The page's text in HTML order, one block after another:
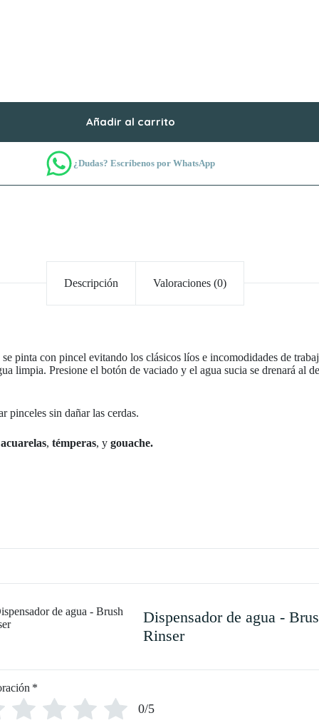
Añadir al carrito
¿Dudas? Escríbenos por WhatsApp
Descripción Valoraciones (0)
pinta con pincel evitando los clásicos líos e incomodidades de
limpia. Presione el botón de vaciado y el agua sucia se drenará al
pinceles sin dañar las cerdas.
acuarelas, témperas, y gouache.
Dispensador de agua -
Rinser
*
0/5